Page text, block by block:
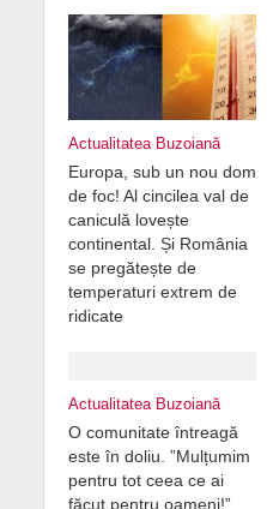
Actualitatea Buzoiană
Europa, sub un nou dom
de foc! Al cincilea val de
caniculă lovește
continental. Și România
se pregătește de
temperaturi extrem de
ridicate
Actualitatea Buzoiană
O comunitate întreagă
este în doliu. ”Mulțumim
pentru tot ceea ce ai
făcut pentru oameni!”